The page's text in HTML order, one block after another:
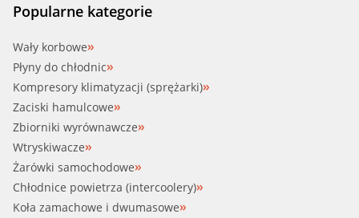
Popularne kategorie
Wały korbowe
Płyny do chłodnic
Kompresory klimatyzacji (sprężarki)
Zaciski hamulcowe
Zbiorniki wyrównawcze
Wtryskiwacze
Żarówki samochodowe
Chłodnice powietrza (intercoolery)
Koła zamachowe i dwumasowe